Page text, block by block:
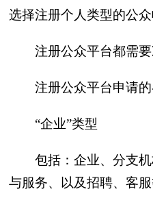
选择注册个人类型的公众
注册公众平台都需
注册公众平台申请
“企业”类型
包括：企业、分支
与服务、以及招聘、客服